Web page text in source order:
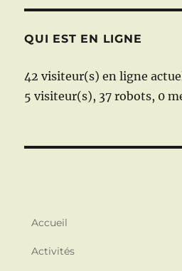
QUI EST EN LIGNE
42 visiteur(s) en ligne
5 visiteur(s), 37 robots, 0
Accueil
Activités